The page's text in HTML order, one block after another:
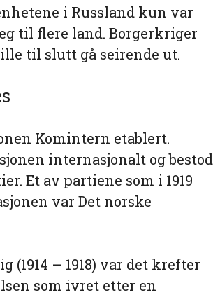
i Russland kun var
til flere land. Borgerkriger
til slutt gå seirende ut.
Komintern etablert.
internasjonalt og bestod
Et av partiene som i 1919
var Det norske
– 1918) var det krefter
som ivret etter en